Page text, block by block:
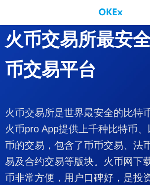
火币交易所最安
币交易平台
火币交易所是世界最安全的比特
火币pro App提供上千种比特币
币的交易，包含了币币交易、法
易及合约交易等版块。火币网下
币非常方便，用户口碑好，是投